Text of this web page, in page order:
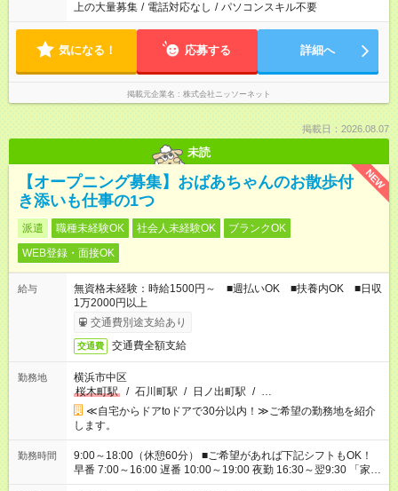
上の大量募集 / 電話対応なし / パソコンスキル不要
気になる！ 応募する 詳細へ
掲載元企業名 株式会社ニッソーネット
掲載日：2026.08.07
未読
NEW
【オープニング募集】おばあちゃんのお散歩付
き添いも仕事の1つ
派遣 職種未経験OK 社会人未経験OK
ブランクOK
WEB登録・面接OK
給与
無資格未経験：時給1500円～ ■週払いOK ■扶養内OK ■日収
1万2000円以上
交通費別途支給あり
交通費 交通費全額支給
勤務地
横浜市中区
桜木町駅
/ 石川町駅 / 日ノ出町駅 / …
≪自宅からドアtoドアで30分以内！≫ご希望の勤務地を紹介
します。
勤務時間
9:00～18:00（休憩60分） ■ご希望があれば下記シフトもOK！
早番 7:00～16:00 遅番 10:00～19:00 夜勤 16:30～翌9:30 「家族
と休みを合わせたい」 「余裕を持って夕飯の準備がしたい」